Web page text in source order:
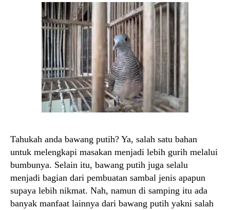
Tahukah anda bawang putih? Ya, salah satu bahan
untuk melengkapi masakan menjadi lebih gurih melalui
bumbunya. Selain itu, bawang putih juga selalu
menjadi bagian dari pembuatan sambal jenis apapun
supaya lebih nikmat. Nah, namun di samping itu ada
banyak manfaat lainnya dari bawang putih yakni salah